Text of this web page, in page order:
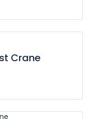
Crane